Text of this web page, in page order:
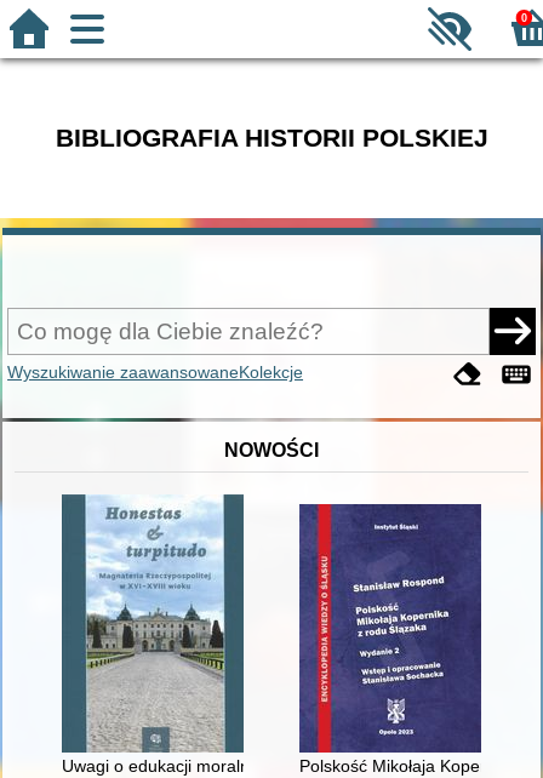
0
BIBLIOGRAFIA HISTORII POLSKIEJ
Wyszukiwanie zaawansowaneKolekcje
NOWOŚCI
Uwagi o edukacji moralnej synów szlacheckich w XVI-
Polskość Mikołaja Kopernika z